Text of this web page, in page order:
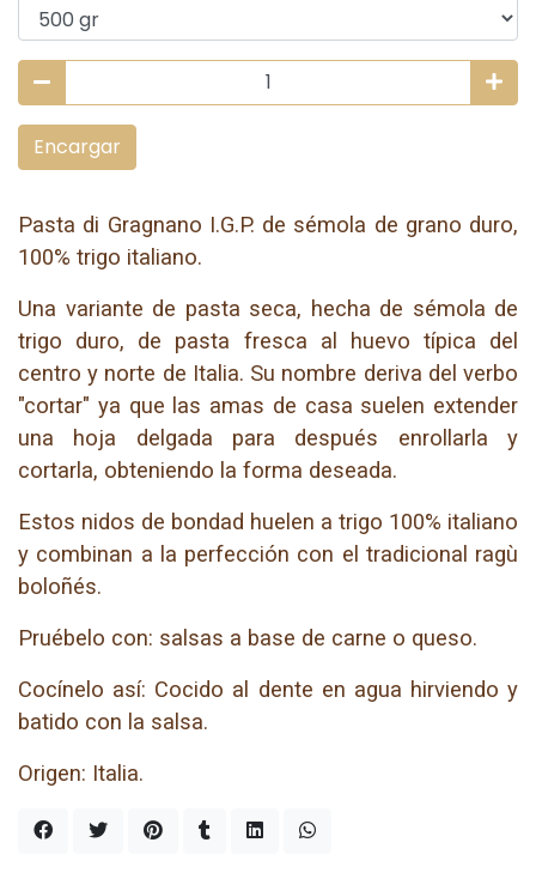
Encargar
Pasta di Gragnano I.G.P. de sémola de grano duro,
100% trigo italiano.
Una variante de pasta seca, hecha de sémola de
trigo duro, de pasta fresca al huevo típica del
centro y norte de Italia. Su nombre deriva del verbo
"cortar" ya que las amas de casa suelen extender
una hoja delgada para después enrollarla y
cortarla, obteniendo la forma deseada.
Estos nidos de bondad huelen a trigo 100% italiano
y combinan a la perfección con el tradicional ragù
boloñés.
Pruébelo con: salsas a base de carne o queso.
Cocínelo así: Cocido al dente en agua hirviendo y
batido con la salsa.
Origen: Italia.